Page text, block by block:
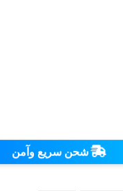
شحن سريع وآمن